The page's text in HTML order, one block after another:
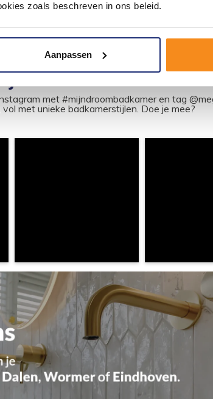
zoals beschreven in ons beleid.
Aanpassen
met #mijndroombadkamer en tag
met unieke badkamerstijlen. Doe je mee?